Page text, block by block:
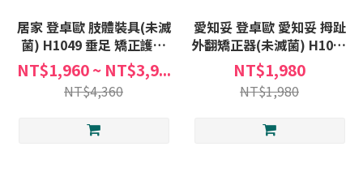
居家 登卓歐 肢體裝具(未滅
菌) H1049 垂足 矯正護踝
AIRCAST 垂足矯正護踝
NT$1,960 ~ NT$3,9...
NT$4,360
愛知妥 登卓歐 愛知妥 拇趾
外翻矯正器(未滅菌) H1074
左右通用 拇趾 外翻 矯正器
NT$1,980
NT$1,980